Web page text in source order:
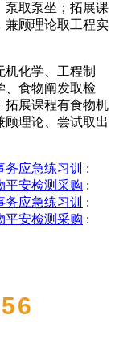
泵取泵坐；拓展课
兼顾理论取工程实
化学、工程制
、食物阐发取检
拓展课程有食物机
顾理论、尝试取出
应急练习训 :
平安检测采购 :
应急练习训 :
平安检测采购 :